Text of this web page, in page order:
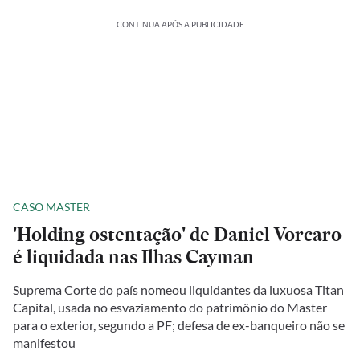
CONTINUA APÓS A PUBLICIDADE
CASO MASTER
'Holding ostentação' de Daniel Vorcaro
é liquidada nas Ilhas Cayman
Suprema Corte do país nomeou liquidantes da luxuosa Titan
Capital, usada no esvaziamento do patrimônio do Master
para o exterior, segundo a PF; defesa de ex-banqueiro não se
manifestou